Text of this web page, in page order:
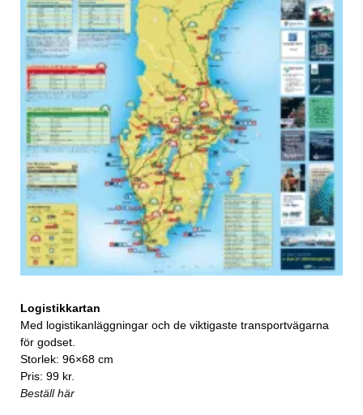
Logistikkartan
Med logistikanläggningar och de viktigaste transportvägarna
för godset.
Storlek: 96×68 cm
Pris: 99 kr.
Beställ här